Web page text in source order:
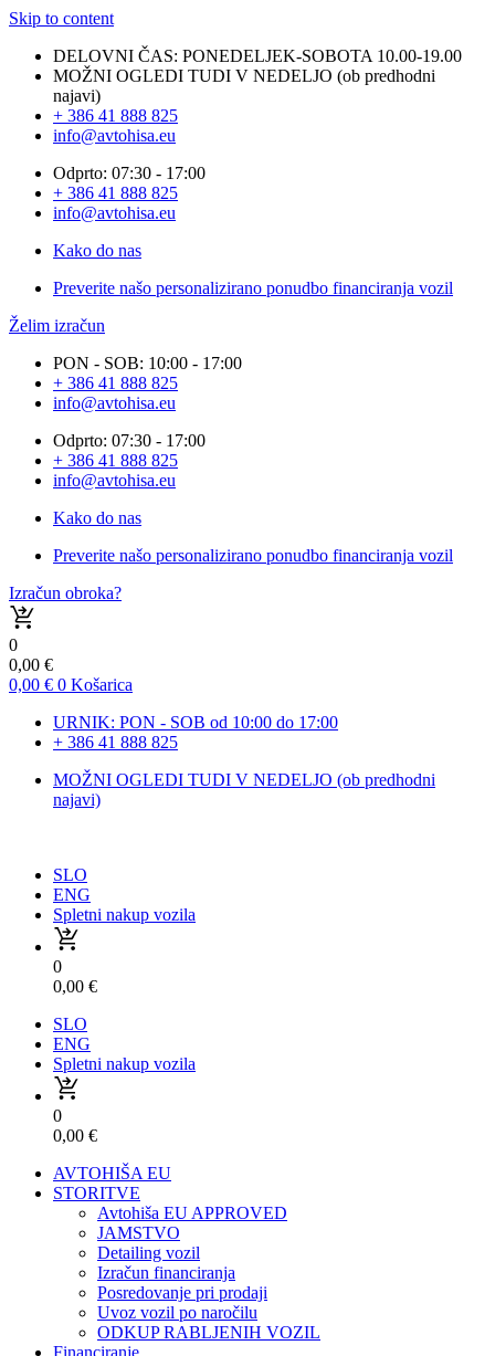
Skip to content
DELOVNI ČAS: PONEDELJEK-SOBOTA 10.00-19.00
MOŽNI OGLEDI TUDI V NEDELJO (ob predhodni
najavi)
+ 386 41 888 825
info@avtohisa.eu
Odprto: 07:30 - 17:00
+ 386 41 888 825
info@avtohisa.eu
Kako do nas
Preverite našo personalizirano ponudbo financiranja vozil
Želim izračun
PON - SOB: 10:00 - 17:00
+ 386 41 888 825
info@avtohisa.eu
Odprto: 07:30 - 17:00
+ 386 41 888 825
info@avtohisa.eu
Kako do nas
Preverite našo personalizirano ponudbo financiranja vozil
Izračun obroka?
0
0,00 €
0,00 € 0 Košarica
URNIK: PON - SOB od 10:00 do 17:00
+ 386 41 888 825
MOŽNI OGLEDI TUDI V NEDELJO (ob predhodni
najavi)
SLO
ENG
Spletni nakup vozila
0
0,00 €
SLO
ENG
Spletni nakup vozila
0
0,00 €
AVTOHIŠA EU
STORITVE
Avtohiša EU APPROVED
JAMSTVO
Detailing vozil
Izračun financiranja
Posredovanje pri prodaji
Uvoz vozil po naročilu
ODKUP RABLJENIH VOZIL
Financiranje